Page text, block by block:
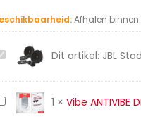
was:
€399,50.
is:
Afhalen binnen
52CF
Dit artikel: JBL
1 × Vibe